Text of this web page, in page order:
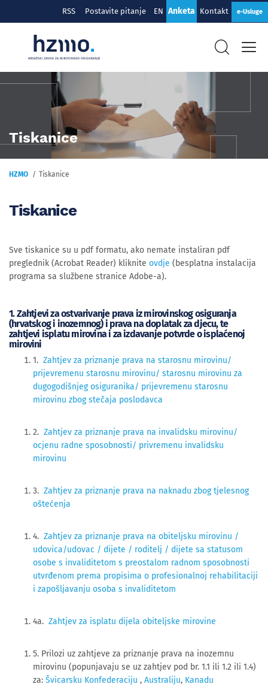
RSS Postavite pitanje EN Anketa Kontakt e-Usluge
Tiskanice
HZMO Tiskanice
Tiskanice
Sve tiskanice su u pdf formatu, ako nemate instaliran pdf
preglednik (Acrobat Reader) kliknite ovdje (besplatna instalacija
programa sa službene stranice Adobe-a).
1. Zahtjevi za ostvarivanje prava iz mirovinskog osiguranja
(hrvatskog i inozemnog) i prava na doplatak za djecu, te
zahtjevi isplatu mirovina i za izdavanje potvrde o isplaćenoj
mirovini
1. Zahtjev za priznanje prava na starosnu mirovinu/
prijevremenu starosnu mirovinu/ starosnu mirovinu za
dugogodišnjeg osiguranika/ prijevremenu starosnu
mirovinu zbog stečaja poslodavca
2. Zahtjev za priznanje prava na invalidsku mirovinu/
ocjenu radne sposobnosti/ privremenu invalidsku
mirovinu
3. Zahtjev za priznanje prava na naknadu zbog tjelesnog
oštećenja
4. Zahtjev za priznanje prava na obiteljsku mirovinu /
udovica/udovac / dijete / roditelj / dijete sa statusom
osobe s invaliditetom s preostalom radnom sposobnosti
utvrđenom prema propisima o profesionalnoj rehabilitaciji
i zapošljavanju osoba s invaliditetom
4a. Zahtjev za isplatu dijela obiteljske mirovine
5. Prilozi uz zahtjeve za priznanje prava na inozemnu
mirovinu (popunjavaju se uz zahtjev pod br. 1.1 ili 1.2 ili 1.4)
za: Švicarsku Konfederaciju , Australiju, Kanadu